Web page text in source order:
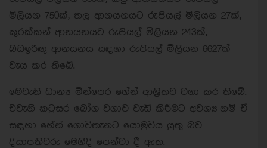
මිලියන 750ක්, තල ආනයනයට රුපියල් මිලියන 27ක්,
කුරක්කන් ආනයනයට රුපියල් මිලියන 243ක්,
බඩඉරිඟු ආනයනය සඳහා රුපියල් මිලියන 6627ක්
වැය කර තිබේ.
මෙවැනි ධාන්‍ය මින්පෙර හේන් ආශ්‍රිතව වගා කර තිබේ.
එවැනි කටුසර බෝග වගාව වැඩි කිරීමට අවශ්‍ය නම් ඒ
සඳහා හේන් ගොවිතැනට යොමුවිය යුතු බව
දිසාපතිවරු මෙහිදි පෙන්වා දී ඇත.